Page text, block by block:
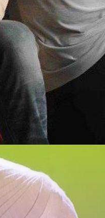
ಅಭಿಷೇಕ್